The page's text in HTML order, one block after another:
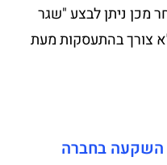
מכן ניתן לבצע "שגר
צורך בהתעסקות מעת
השקעה בחברה